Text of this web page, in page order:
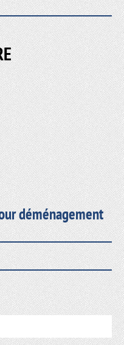
déménagement